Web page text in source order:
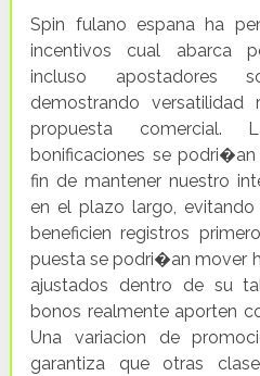
Spin fulano espana ha
incentivos cual abarca
incluso apostadores
demostrando
propuesta comercial.
bonificaciones se
fin de mantener nuestro
en el plazo largo,
beneficien registros
puesta se podri�an mover
ajustados dentro de su
bonos realmente aporten
Una variacion de
garantiza que otras